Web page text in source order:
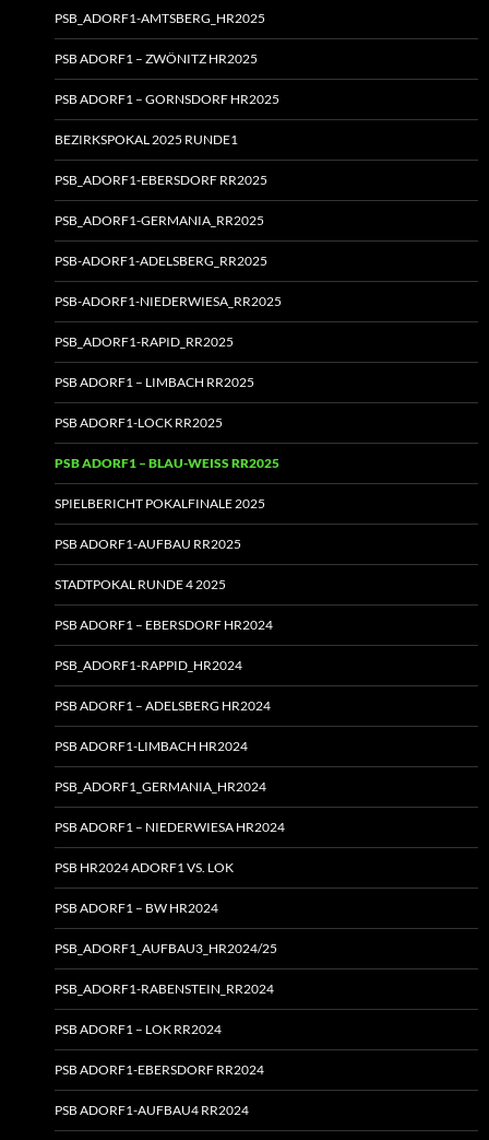
PSB_ADORF1-AMTSBERG_HR2025
PSB ADORF1 – ZWÖNITZ HR2025
PSB ADORF1 – GORNSDORF HR2025
BEZIRKSPOKAL 2025 RUNDE1
PSB_ADORF1-EBERSDORF RR2025
PSB_ADORF1-GERMANIA_RR2025
PSB-ADORF1-ADELSBERG_RR2025
PSB-ADORF1-NIEDERWIESA_RR2025
PSB_ADORF1-RAPID_RR2025
PSB ADORF1 – LIMBACH RR2025
PSB ADORF1-LOCK RR2025
PSB ADORF1 – BLAU-WEISS RR2025
SPIELBERICHT POKALFINALE 2025
PSB ADORF1-AUFBAU RR2025
STADTPOKAL RUNDE 4 2025
PSB ADORF1 – EBERSDORF HR2024
PSB_ADORF1-RAPPID_HR2024
PSB ADORF1 – ADELSBERG HR2024
PSB ADORF1-LIMBACH HR2024
PSB_ADORF1_GERMANIA_HR2024
PSB ADORF1 – NIEDERWIESA HR2024
PSB HR2024 ADORF1 VS. LOK
PSB ADORF1 – BW HR2024
PSB_ADORF1_AUFBAU3_HR2024/25
PSB_ADORF1-RABENSTEIN_RR2024
PSB ADORF1 – LOK RR2024
PSB ADORF1-EBERSDORF RR2024
PSB ADORF1-AUFBAU4 RR2024